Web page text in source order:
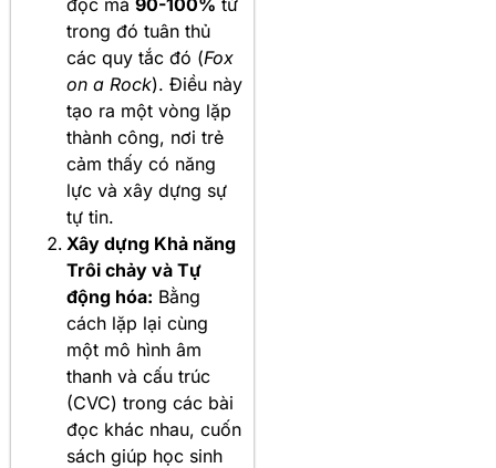
trong đó tuân thủ
các quy tắc đó (Fox
on a Rock). Điều này
tạo ra một vòng lặp
thành công, nơi trẻ
cảm thấy có năng
lực và xây dựng sự
tự tin.
Xây dựng Khả năng
Trôi chảy và Tự
động hóa: Bằng
cách lặp lại cùng
một mô hình âm
thanh và cấu trúc
(CVC) trong các bài
đọc khác nhau, cuốn
sách giúp học sinh